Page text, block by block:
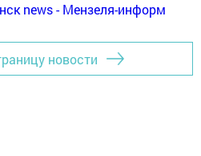
news - Мензеля-информ
новости